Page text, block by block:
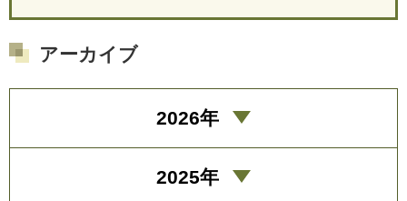
アーカイブ
2026年
2025年